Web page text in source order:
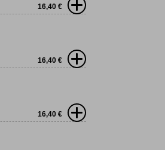
16,40 €
16,40 €
16,40 €